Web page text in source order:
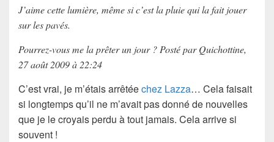
J’aime cette lumière, même si c’est la pluie qui la fait jouer
sur les pavés.
Pourrez-vous me la prêter un jour ? Posté par Quichottine,
27 août 2009 à 22:24
C’est vrai, je m’étais arrêtéechez Lazza… Cela faisait
si longtemps qu’il ne m’avait pas donné de nouvelles
que je le croyais perdu à tout jamais. Cela arrive si
souvent !